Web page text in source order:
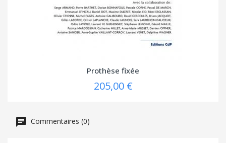
Prothèse fixée
205,00 €
Commentaires (0)